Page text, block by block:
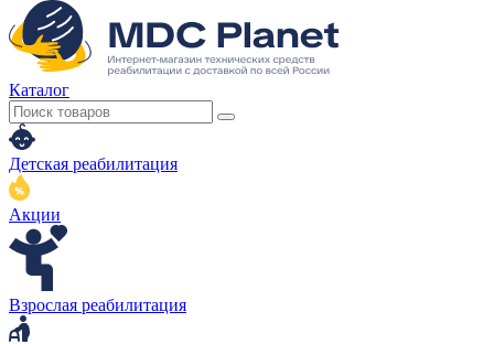
Каталог
Детская реабилитация
Акции
Взрослая реабилитация